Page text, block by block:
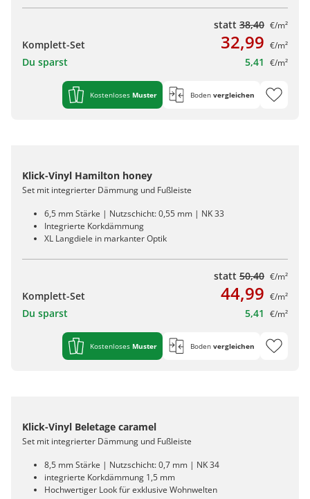
statt 38,40 €/m²
Komplett-Set 32,99 €/m²
Du sparst 5,41 €/m²
Kostenloses Muster Boden vergleichen
Klick-Vinyl Hamilton honey
Set mit integrierter Dämmung und Fußleiste
6,5 mm Stärke | Nutzschicht: 0,55 mm | NK 33
Integrierte Korkdämmung
XL Langdiele in markanter Optik
statt 50,40 €/m²
Komplett-Set 44,99 €/m²
Du sparst 5,41 €/m²
Kostenloses Muster Boden vergleichen
Klick-Vinyl Beletage caramel
Set mit integrierter Dämmung und Fußleiste
8,5 mm Stärke | Nutzschicht: 0,7 mm | NK 34
integrierte Korkdämmung 1,5 mm
Hochwertiger Look für exklusive Wohnwelten